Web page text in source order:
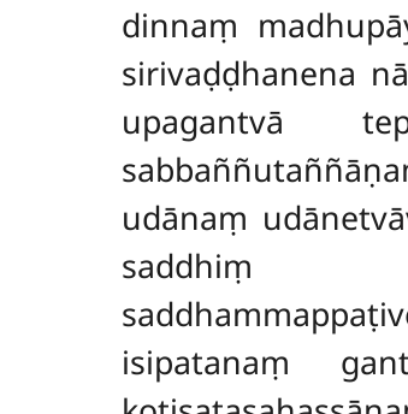
dinnaṃ
sirivaḍḍhanena
upagantvā
udānaṃ
saddhiṃ
isipatanaṃ